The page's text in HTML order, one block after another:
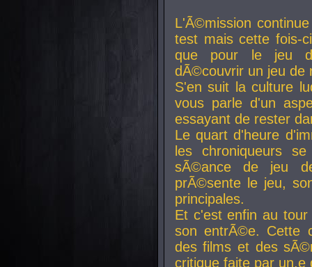
L'Ã©mission
test mais cette fois-
que pour le jeu
dÃ©couvrir un jeu de
S'en suit la culture
vous parle d'un
essayant de rester
Le quart d'heure
les chroniqueurs
sÃ©ance de jeu
prÃ©sente le jeu,
principales.
Et c'est enfin au
son entrÃ©e. Cette
des films et des
critique faite par